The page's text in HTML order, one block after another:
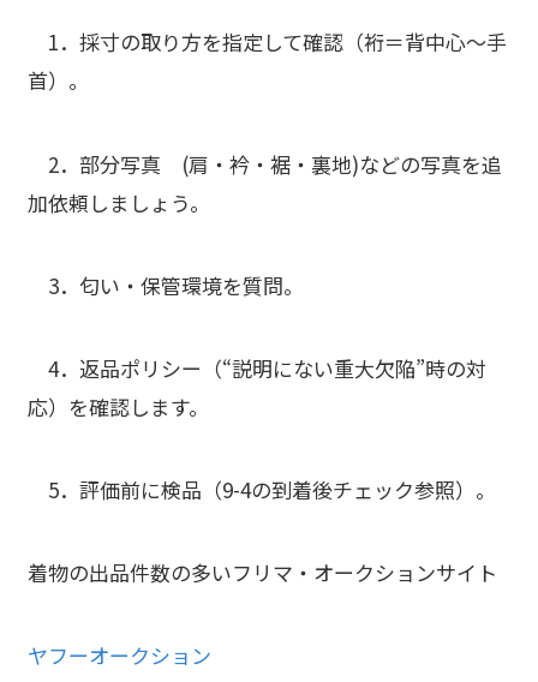
1．採寸の取り方を指定 して確認（裄＝背中心〜手
首）。
2． 部分写真 (肩・衿・裾・裏地)などの写真を追
加依頼しましょう。
3．匂い・保管環境を質問。
4．返品ポリシー （“説明にない重大欠陥”時の対
応）を確認します。
5．評価前に検品 （9-4の到着後チェック参照）。
着物の出品件数の多いフリマ・オークションサイト
ヤフーオークション